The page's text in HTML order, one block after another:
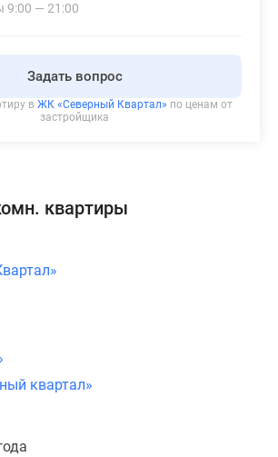
9:00 — 21:00
Задать вопрос
в ЖК «Северный Квартал» по ценам от
застройщика
квартиры
квартал»